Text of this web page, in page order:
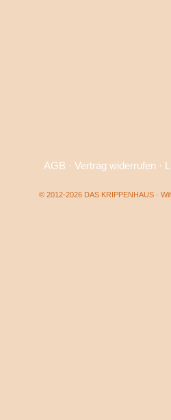
AGB · Vertrag widerrufen·
© 2012-2026 DAS KRIPPENHAUS ·